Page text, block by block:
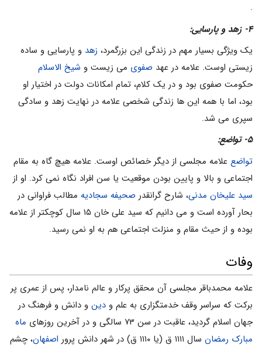
.
۴- زهد و پارسایى:
یک ویژگى بسیار مهم در زندگى این بزرگمرد، زهد و پارسایى و ساده
زیستى اوست. علامه در عهد صفوى مى زیست و شیخ الاسلام
حکومت صفوى بود و در یک کلام، تمام امکانات دولت در اختیار او
بود، اما با همه این ها زندگى شخصى علامه در نهایت زهد و سادگى
سپرى مى شد.
۵- تواضع:
تواضع علامه مجلسى از دیگر خصائص اوست. علامه هیچ گاه به مقام
اجتماعى و بالا و پایین بودن موقعیت یا سن افراد نگاه نمى کرد. او از
سید علیخان مدنى، شارح گرانقدر صحیفه سجادیه مطالب فراوانى در
بحار آورده است و مى دانیم که سید على خان ۱۵ سال کوچکتر از علامه
بوده و از حیث مقام و منزلت اجتماعى هم به او نمى رسید.
وفات
علامه محمدباقر مجلسى آن محقق پرکار و عالم نامدار، پس از عمرى پر
برکت که سراسر وقف خدمتگزارى به علم و دین و دانش و فرهنگ در
جهان اسلام گردید، عاقبت در سن ۷۳ سالگى و در آخرین روزهاى
ماه
مبارک رمضان سال ۱۱۱۱ ق (یا ۱۱۱۰ ق) در شهر دانش پرور اصفهان، چشم